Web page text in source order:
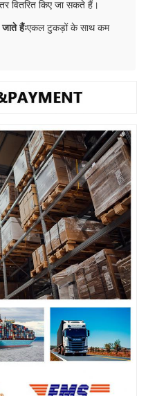
वितरित किए जा सकते हैं।
हैंःएकल टुकड़ों के साथ कम